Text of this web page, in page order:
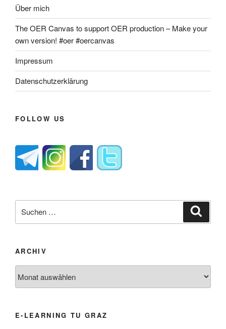
Über mich
The OER Canvas to support OER production – Make your
own version! #oer #oercanvas
Impressum
Datenschutzerklärung
FOLLOW US
nach:
ARCHIV
E-LEARNING TU GRAZ